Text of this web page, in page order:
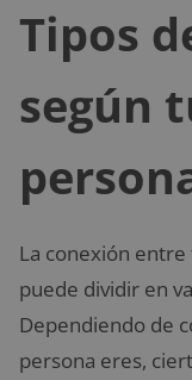
Tipos
según
La conexión entre
puede dividir en
Dependiendo de
persona eres,